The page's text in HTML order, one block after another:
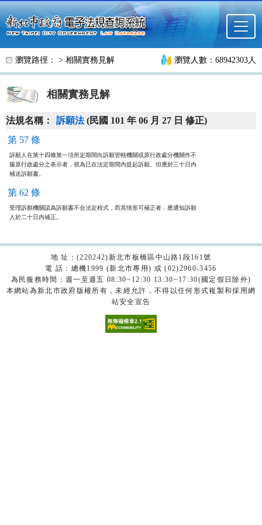
跳至主要內容
瀏覽路徑： > 相關實務見解 瀏覽人數：68942303人
相關實務見解
法規名稱： 訴願法(民國 101 年 06 月 27 日 修正)
第 57 條
訴願人在第十四條第一項所定期間向訴願管轄機關或原行政處分機關作不
服原行政處分之表示者，視為已在法定期間內提起訴願。但應於三十日內
補送訴願書。
第 62 條
受理訴願機關認為訴願書不合法定程式，而其情形可補正者，應通知訴願
人於二十日內補正。
地 址：(220242)新北市板橋區中山路1段161號
電 話：總機1999 (新北市專用) 或 (02)2960-3456
為民服務時間：週一至週五 08:30~12:30 13:30~17:30(國定假日除外)
本網站為新北市政府版權所有，未經允許，不得以任何形式複製和採用網
站安全宣告